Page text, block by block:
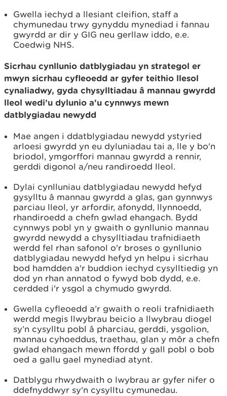
Gwella iechyd a llesiant cleifion, staff a
chymunedau trwy gynyddu mynediad i fannau
gwyrdd ar dir y GIG neu gerllaw iddo, e.e.
Coedwig NHS.
Sicrhau cynllunio datblygiadau yn strategol er
mwyn sicrhau cyfleoedd ar gyfer teithio llesol
cynaliadwy, gyda chysylltiadau â mannau gwyrdd
lleol wedi’u dylunio a'u cynnwys mewn
datblygiadau newydd
Mae angen i ddatblygiadau newydd ystyried
arloesi gwyrdd yn eu dyluniadau tai a, lle y bo'n
briodol, ymgorffori mannau gwyrdd a rennir,
gerddi digonol a/neu randiroedd lleol.
Dylai cynlluniau datblygiadau newydd hefyd
gysylltu â mannau gwyrdd a glas, gan gynnwys
parciau lleol, yr arfordir, afonydd, llynnoedd,
rhandiroedd a chefn gwlad ehangach. Bydd
cynnwys pobl yn y gwaith o gynllunio mannau
gwyrdd newydd a chysylltiadau trafnidiaeth
werdd fel rhan safonol o'r broses o gynllunio
datblygiadau newydd hefyd yn helpu i sicrhau
bod hamdden a'r buddion iechyd cysylltiedig yn
dod yn rhan annatod o fywyd bob dydd, e.e.
cerdded i'r ysgol a chymudo gwyrdd.
Gwella cyfleoedd a’r gwaith o reoli trafnidiaeth
werdd megis llwybrau beicio a llwybrau diogel
sy’n cysylltu pobl â pharciau, gerddi, ysgolion,
mannau cyhoeddus, traethau, glan y môr a chefn
gwlad ehangach mewn ffordd y gall pobl o bob
oed a gallu gael mynediad atynt.
Datblygu rhwydwaith o lwybrau ar gyfer nifer o
ddefnyddwyr sy'n cysylltu cymunedau.